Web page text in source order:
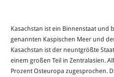
Kasachstan ist ein Binnenstaat und
genannten Kaspischen Meer und
Kasachstan ist der neuntgrößte
einem großen Teil in Zentralasien.
Prozent Osteuropa zugesprochen.